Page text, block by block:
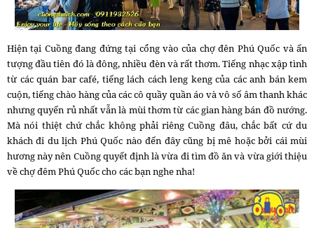
Hiện tại Cuồng đang đứng tại cổng vào của chợ đên Phú Quốc và ấn
tượng đầu tiên đó là đông, nhiều đèn và rất thơm. Tiếng nhạc xập tình
từ các quán bar café, tiếng lách cách leng keng của các anh bán kem
cuộn, tiếng chào hàng của các cô quầy quần áo và vô số âm thanh khác
nhưng quyến rủ nhất vẫn là mùi thơm từ các gian hàng bán đồ nướng.
Mà nói thiệt chứ chắc không phải riêng Cuồng đâu, chắc bất cứ du
khách đi du lịch Phú Quốc nào đến đây cũng bị mê hoặc bởi cái mùi
hương này nên Cuồng quyết định là vừa đi tìm đồ ăn và vừa giới thiệu
về chợ đêm Phú Quốc cho các bạn nghe nha!